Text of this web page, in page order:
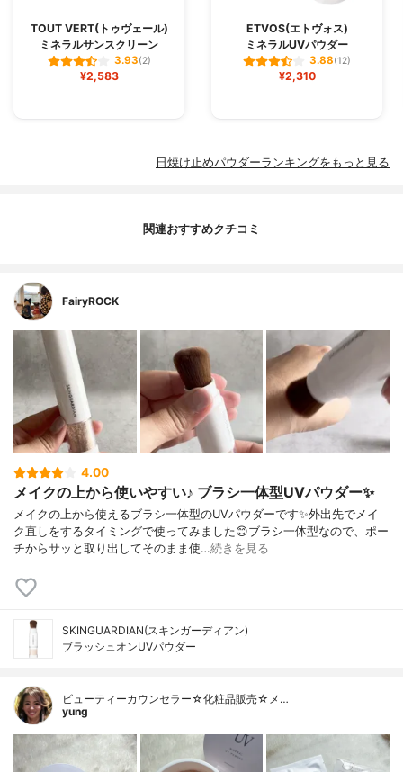
TOUT VERT(トゥヴェール)
ミネラルサンスクリーン
3.93(2)
¥2,583
ETVOS(エトヴォス)
ミネラルUVパウダー
3.88(12)
¥2,310
日焼け止めパウダーランキングをもっと見る
関連おすすめクチコミ
FairyROCK
4.00
メイクの上から使いやすい♪ ブラシ一体型UVパウダー✨
メイクの上から使えるブラシ一体型のUVパウダーです✨外出先でメイ
ク直しをするタイミングで使ってみました😊ブラシ一体型なので、ポー
チからサッと取り出してそのまま使…続きを見る
SKINGUARDIAN(スキンガーディアン)
ブラッシュオンUVパウダー
ビューティーカウンセラー☆化粧品販売☆メ…
yung